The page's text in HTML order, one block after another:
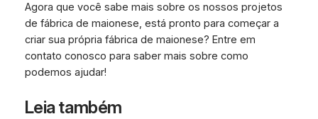
Agora que você sabe mais sobre os nossos projetos
de fábrica de maionese, está pronto para começar a
criar sua própria fábrica de maionese? Entre em
contato conosco para saber mais sobre como
podemos ajudar!
Leia também